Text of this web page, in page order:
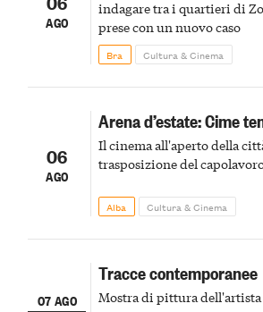
AGO
indagare tra i quartieri di
prese con un nuovo caso
Bra Cultura & Cinema
06
AGO
Arena d’estate: Cime
Il cinema all'aperto della
trasposizione del
Alba Cultura & Cinema
07 AGO
Tracce contemporanee
Mostra di pittura